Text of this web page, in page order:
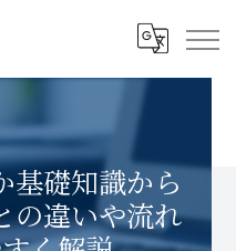
基礎知識から
の違いや流れ